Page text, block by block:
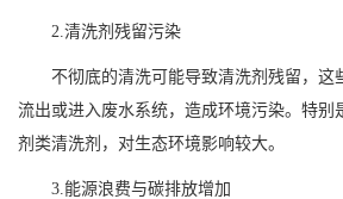
2.清洗剂残留污染
不彻底的清洗可能导致清洗剂残留，这
流出或进入废水系统，造成环境污染。特别
剂类清洗剂，对生态环境影响较大。
3.能源浪费与碳排放增加